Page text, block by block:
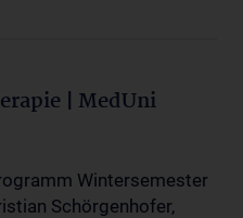
| MedUni
Wintersemester
Schörgenhofer,